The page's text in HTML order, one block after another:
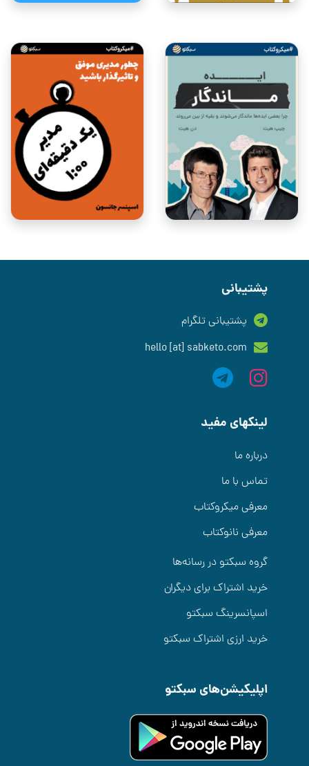
پشتیبانی
پشتیبانی تلگرام
hello [at] sabketo.com
لینکهای مفید
درباره ما
تماس با ما
معرفی میکروکتاب
معرفی نانوکتاب
گروه سبکتو در رسانه‌ها
خرید اشتراک برای دیگران
اسپانسرینگ سبکتو
خرید ارزی اشتراک سبکتو
اپلیکیشن‌های سبکتو